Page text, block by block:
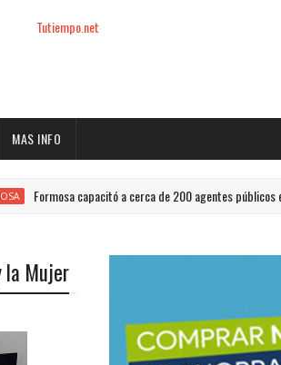
Tutiempo.net
MAS INFO
capacitó a cerca de 200 agentes públicos en el uso
la Mujer